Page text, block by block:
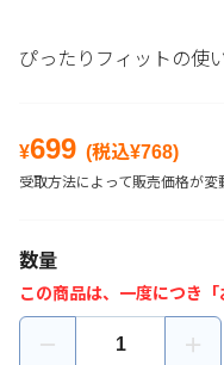
ぴったりフィットの使
¥699 (税込¥768)
受取方法によって販売価格が変
数量
この商品は、一度につき「